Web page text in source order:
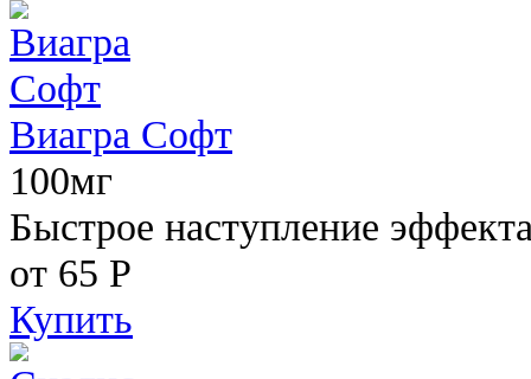
Виагра Софт
100мг
Быстрое наступление
от 65 Р
Купить